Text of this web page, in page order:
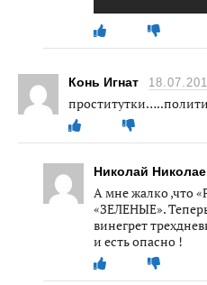
Конь Игнат
Николай
А мне жалко ,что
«ЗЕЛЕНЫЕ».
винегрет
и есть опасно !